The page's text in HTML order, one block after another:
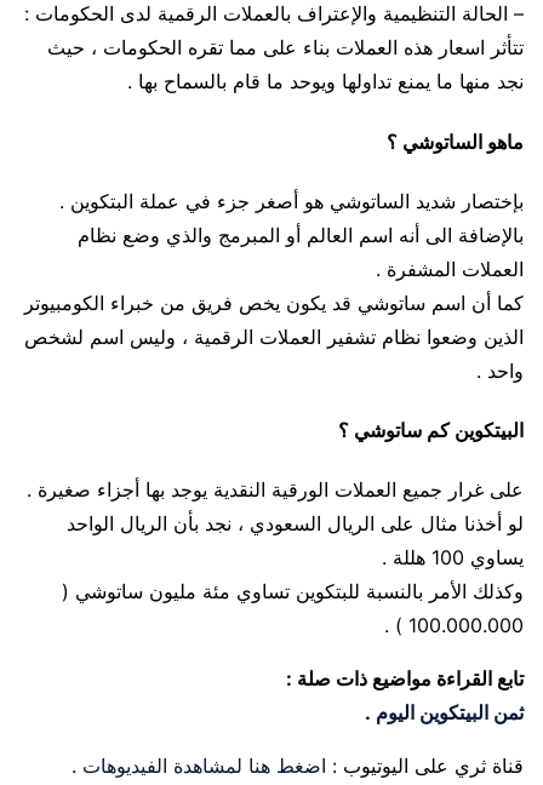
– الحالة التنظيمية والإعتراف بالعملات الرقمية لدى الحكومات :
تتأثر اسعار هذه العملات بناء على مما تقره الحكومات ، حيث
نجد منها ما يمنع تداولها ويوحد ما قام بالسماح بها .
ماهو الساتوشي ؟
بإختصار شديد الساتوشي هو أصغر جزء في عملة البتكوين .
بالإضافة الى أنه اسم العالم أو المبرمج والذي وضع نظام
العملات المشفرة .
كما أن اسم ساتوشي قد يكون يخص فريق من خبراء الكومبيوتر
الذين وضعوا نظام تشفير العملات الرقمية ، وليس اسم لشخص
واحد .
البيتكوين كم ساتوشي ؟
على غرار جميع العملات الورقية النقدية يوجد بها أجزاء صغيرة .
لو أخذنا مثال على الريال السعودي ، نجد بأن الريال الواحد
يساوي 100 هللة .
وكذلك الأمر بالنسبة للبتكوين تساوي مئة مليون ساتوشي (
100.000.000 ) .
تابع القراءة مواضيع ذات صلة :
ثمن البيتكوين اليوم .
قناة ثري على اليوتيوب : اضغط هنا لمشاهدة الفيديوهات .